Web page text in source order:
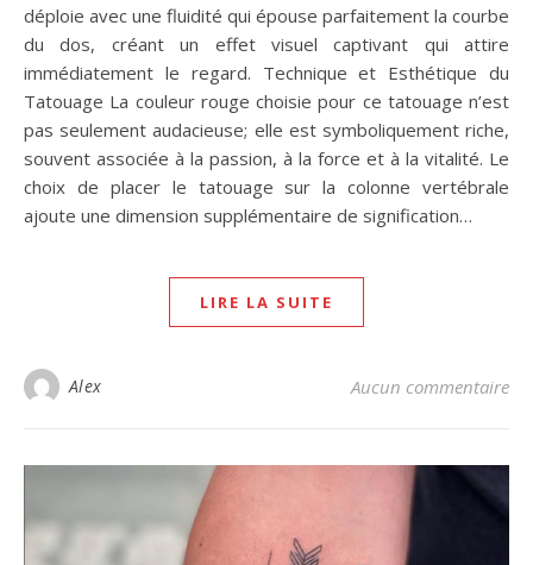
déploie avec une fluidité qui épouse parfaitement la courbe
du dos, créant un effet visuel captivant qui attire
immédiatement le regard. Technique et Esthétique du
Tatouage La couleur rouge choisie pour ce tatouage n’est
pas seulement audacieuse; elle est symboliquement riche,
souvent associée à la passion, à la force et à la vitalité. Le
choix de placer le tatouage sur la colonne vertébrale
ajoute une dimension supplémentaire de signification…
LIRE LA SUITE
Alex Aucun commentaire